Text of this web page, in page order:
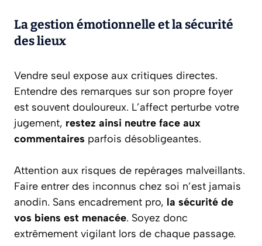
La gestion émotionnelle et la sécurité
des lieux
Vendre seul expose aux critiques directes.
Entendre des remarques sur son propre foyer
est souvent douloureux. L’affect perturbe votre
jugement, restez ainsi neutre face aux
commentaires parfois désobligeantes.
Attention aux risques de repérages malveillants.
Faire entrer des inconnus chez soi n’est jamais
anodin. Sans encadrement pro, la sécurité de
vos biens est menacée. Soyez donc
extrêmement vigilant lors de chaque passage.